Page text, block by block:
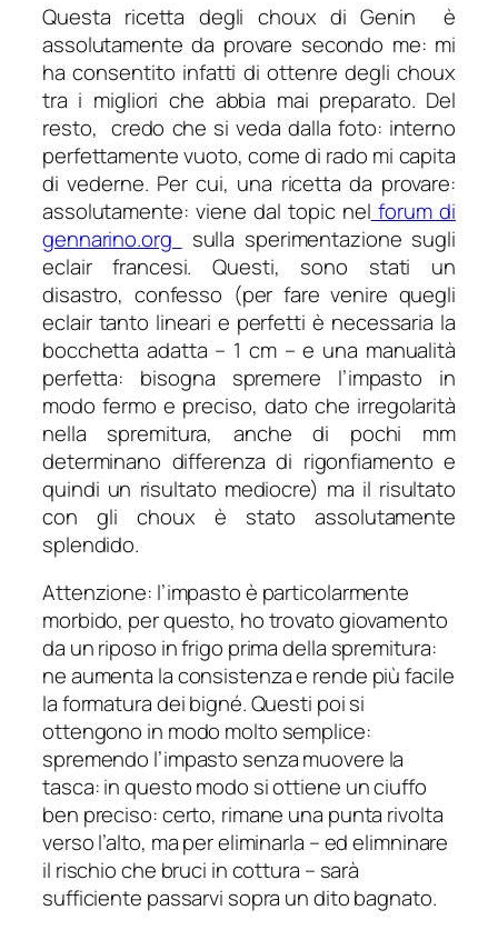
Questa ricetta degli choux di Genin è
assolutamente da provare secondo me: mi
ha consentito infatti di ottenre degli choux
tra i migliori che abbia mai preparato. Del
resto, credo che si veda dalla foto: interno
perfettamente vuoto, come di rado mi capita
di vederne. Per cui, una ricetta da provare:
assolutamente: viene dal topic nel forum di
gennarino.org
sulla sperimentazione sugli
eclair francesi. Questi, sono stati un
disastro, confesso (per fare venire quegli
eclair tanto lineari e perfetti è necessaria la
bocchetta adatta – 1 cm – e una manualità
perfetta: bisogna spremere l’impasto in
modo fermo e preciso, dato che irregolarità
nella spremitura, anche di pochi mm
determinano differenza di rigonfiamento e
quindi un risultato mediocre) ma il risultato
con gli choux è stato assolutamente
splendido.
Attenzione: l’impasto è particolarmente
morbido, per questo, ho trovato giovamento
da un riposo in frigo prima della spremitura:
ne aumenta la consistenza e rende più facile
la formatura dei bigné. Questi poi si
ottengono in modo molto semplice:
spremendo l’impasto senza muovere la
tasca: in questo modo si ottiene un ciuffo
ben preciso: certo, rimane una punta rivolta
verso l’alto, ma per eliminarla – ed elimninare
il rischio che bruci in cottura – sarà
sufficiente passarvi sopra un dito bagnato.